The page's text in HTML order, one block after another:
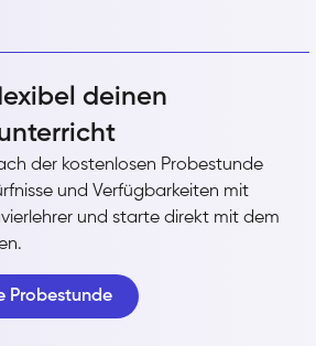
deinen
der kostenlosen Probestunde
und Verfügbarkeiten mit
und starte direkt mit dem
Probestunde